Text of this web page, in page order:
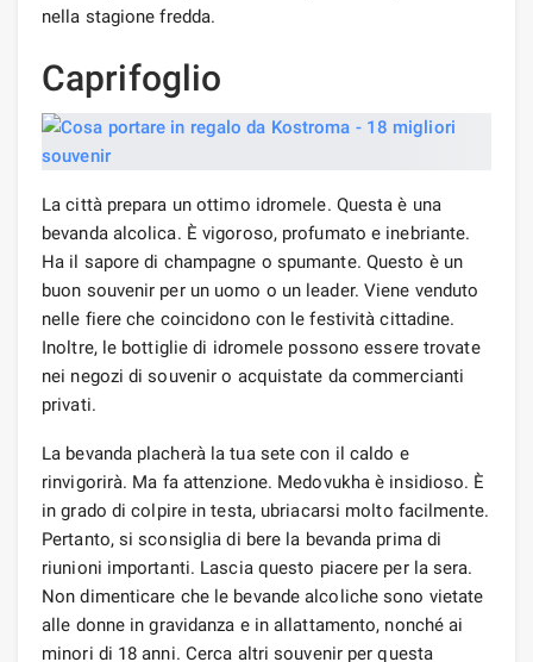
nella stagione fredda.
Caprifoglio
La città prepara un ottimo idromele. Questa è una
bevanda alcolica. È vigoroso, profumato e inebriante.
Ha il sapore di champagne o spumante. Questo è un
buon souvenir per un uomo o un leader. Viene venduto
nelle fiere che coincidono con le festività cittadine.
Inoltre, le bottiglie di idromele possono essere trovate
nei negozi di souvenir o acquistate da commercianti
privati.
La bevanda placherà la tua sete con il caldo e
rinvigorirà. Ma fa attenzione. Medovukha è insidioso. È
in grado di colpire in testa, ubriacarsi molto facilmente.
Pertanto, si sconsiglia di bere la bevanda prima di
riunioni importanti. Lascia questo piacere per la sera.
Non dimenticare che le bevande alcoliche sono vietate
alle donne in gravidanza e in allattamento, nonché ai
minori di 18 anni. Cerca altri souvenir per questa